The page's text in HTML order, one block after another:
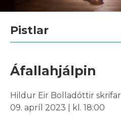
Pistlar
Áfallahjálpin
Hildur Eir Bolladóttir skrifar
09. apríl 2023 | kl. 18:00